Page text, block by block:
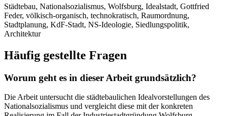
Städtebau, Nationalsozialismus, Wolfsburg, Idealstadt, Gottfried
Feder, völkisch-organisch, technokratisch, Raumordnung,
Stadtplanung, KdF-Stadt, NS-Ideologie, Siedlungspolitik,
Architektur
Häufig gestellte Fragen
Worum geht es in dieser Arbeit grundsätzlich?
Die Arbeit untersucht die städtebaulichen Idealvorstellungen des
Nationalsozialismus und vergleicht diese mit der konkreten